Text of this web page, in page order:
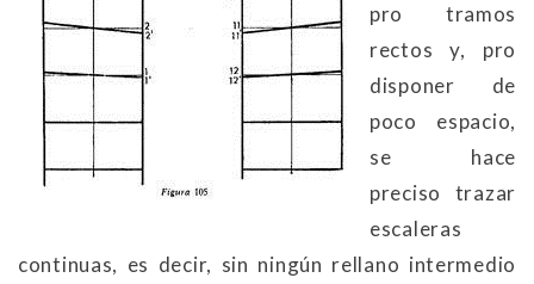
pro tramos
rectos y, pro
disponer de
poco espacio,
se hace
preciso trazar
escaleras
continuas, es decir, sin ningún rellano intermedio